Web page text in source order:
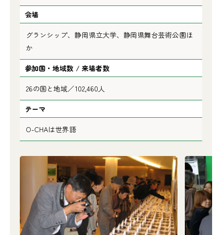
会場
グランシップ、静岡県立大学、静岡県舞台芸術公園ほ
か
参加国・地域数 / 来場者数
26の国と地域／102,460人
テーマ
O-CHAは世界語